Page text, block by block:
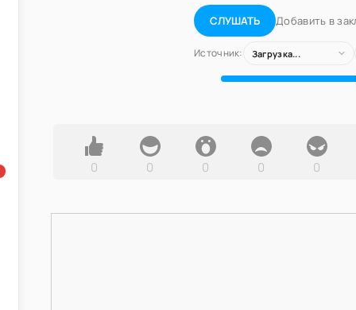
СЛУШАТЬ Добавить в
Источник: Загрузка...
0 0 0 0 0